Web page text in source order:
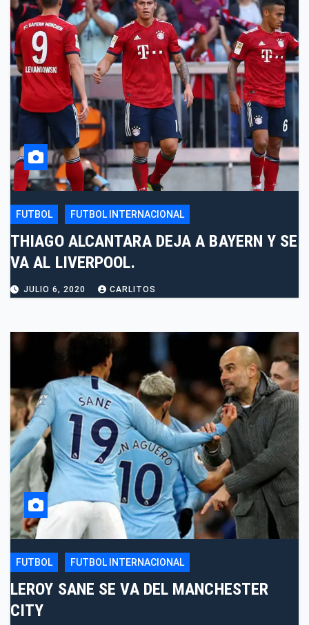
FUTBOL FUTBOL INTERNACIONAL
THIAGO ALCANTARA DEJA A BAYERN Y SE
VA AL LIVERPOOL.
JULIO 6, 2020 CARLITOS
FUTBOL FUTBOL INTERNACIONAL
LEROY SANE SE VA DEL MANCHESTER
CITY